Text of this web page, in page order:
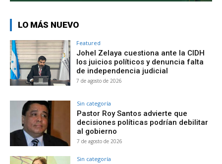
LO MÁS NUEVO
Featured
Johel Zelaya cuestiona ante la CIDH
los juicios políticos y denuncia falta
de independencia judicial
7 de agosto de 2026
Sin categoría
Pastor Roy Santos advierte que
decisiones políticas podrían debilitar
al gobierno
7 de agosto de 2026
Sin categoría